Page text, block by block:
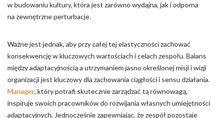
w budowaniu kultury, która jest zarówno wydajna, jak i odporna
na zewnętrzne perturbacje.
Ważne jest jednak, aby przy całej tej elastyczności zachować
konsekwencję w kluczowych wartościach i celach zespołu. Balans
między adaptacyjnością a utrzymaniem jasno określonej misji i wizji
organizacji jest kluczowy dla zachowania ciągłości i sensu działania.
Manager, który potrafi skutecznie zarządzać tą równowagą,
inspiruje swoich pracowników do rozwijania własnych umiejętności
adaptacyjnych. Jednocześnie zapewniając, że zespół pozostaje